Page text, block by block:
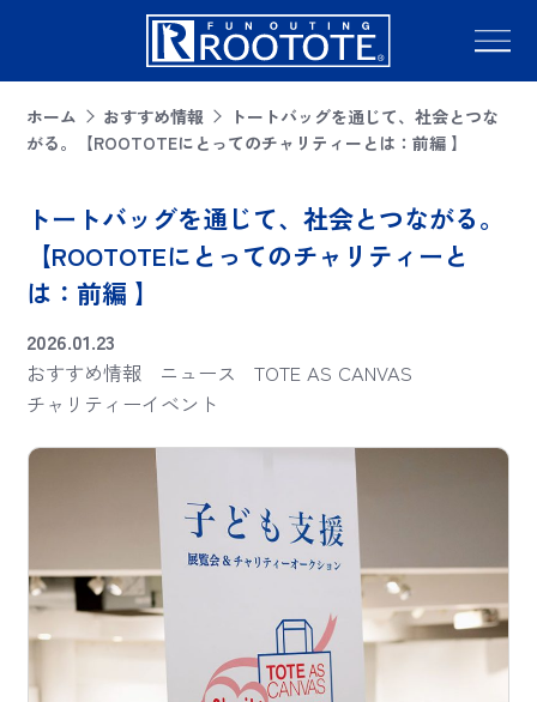
ホーム おすすめ情報
トートバッグを通じて、社会とつな
がる。【ROOTOTEにとってのチャリティーとは：前編 】
トートバッグを通じて、社会とつながる。
【ROOTOTEにとってのチャリティーと
は：前編 】
2026.01.23
おすすめ情報
ニュース
TOTE AS CANVAS
チャリティーイベント